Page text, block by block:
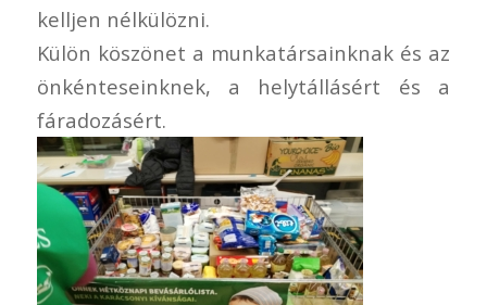
kelljen nélkülözni.
Külön köszönet a munkatársainknak és az
önkénteseinknek, a helytállásért és a
fáradozásért.